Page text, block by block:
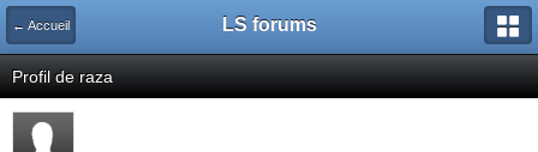
← Accueil LS forums
Profil de raza